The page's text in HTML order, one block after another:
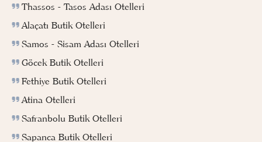
Thassos - Tasos Adası Otelleri
Alaçatı Butik Otelleri
Samos - Sisam Adası Otelleri
Göcek Butik Otelleri
Fethiye Butik Otelleri
Atina Otelleri
Safranbolu Butik Otelleri
Sapanca Butik Otelleri